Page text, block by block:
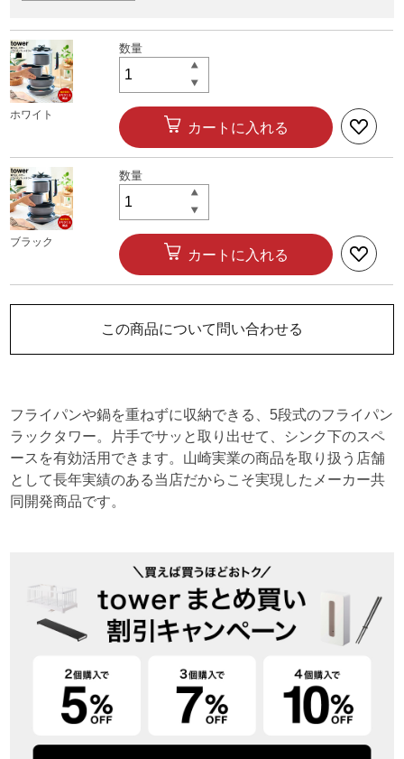
ホワイト
カートに入れる
ブラック
カートに入れる
この商品について問い合わせる
フライパンや鍋を重ねずに収納できる、5段式のフライパン
ラックタワー。片手でサッと取り出せて、シンク下のスペ
ースを有効活用できます。山崎実業の商品を取り扱う店舗
として長年実績のある当店だからこそ実現したメーカー共
同開発商品です。